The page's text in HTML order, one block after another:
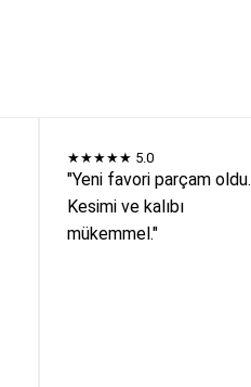
★★★★★ 5.0
"Yeni favori parçam oldu.
Kesimi ve kalıbı
mükemmel."